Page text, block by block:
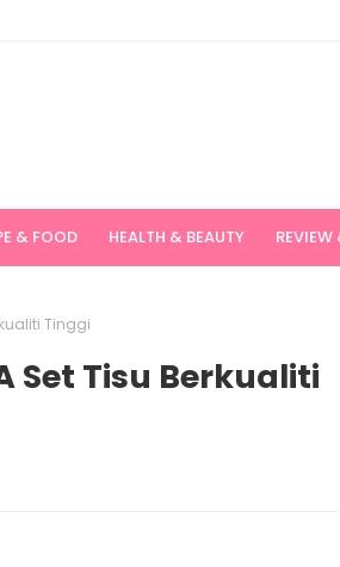
& FOOD HEALTH & BEAUTY
Tinggi
Set Tisu Berkualiti